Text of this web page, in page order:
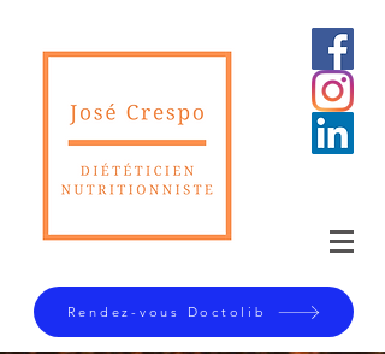
Rendez-vous Doctolib